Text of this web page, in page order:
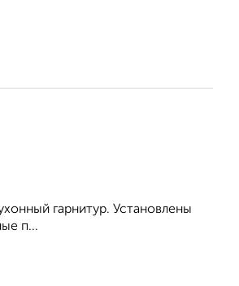
гарнитур. Установлены
п...